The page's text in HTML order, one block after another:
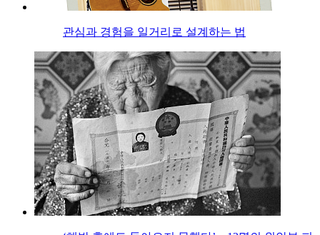
관심과 경험을 일거리로 설계하는 법